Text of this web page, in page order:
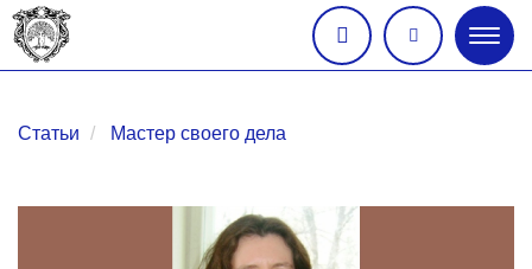
меню
Статьи Мастер своего дела